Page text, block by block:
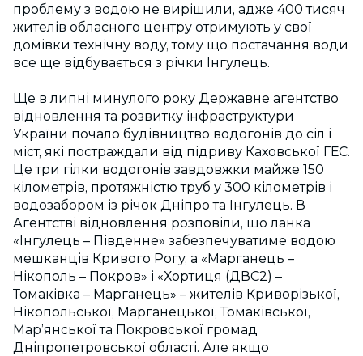
проблему з водою не вирішили, адже 400 тисяч
жителів обласного центру отримують у свої
домівки технічну воду, тому що постачання води
все ще відбувається з річки Інгулець.
Ще в липні минулого року Державне агентство
відновлення та розвитку інфраструктури
України почало будівництво водогонів до сіл і
міст, які постраждали від підриву Каховської ГЕС.
Це три гілки водогонів завдовжки майже 150
кілометрів, протяжністю труб у 300 кілометрів і
водозабором із річок Дніпро та Інгулець. В
Агентстві відновлення розповіли, що ланка
«Інгулець – Південне» забезпечуватиме водою
мешканців Кривого Рогу, а «Марганець –
Нікополь – Покров» і «Хортиця (ДВС2) –
Томаківка – Марганець» – жителів Криворізької,
Нікопольської, Марганецької, Томаківської,
Мар’янської та Покровської громад
Дніпропетровської області. Але якщо